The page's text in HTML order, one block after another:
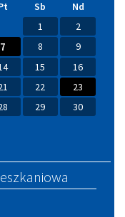
Sb
Nd
1
2
7 8
9
15
16
22
23
29
30